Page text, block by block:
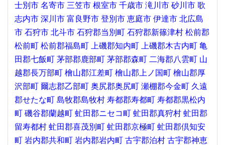
士別市 名寄市 三笠市 根室市 千歳市 滝川市 砂川市 歌
志内市 深川市 富良野市 登別市 恵庭市 伊達市 北広島
市 石狩市 北斗市 石狩郡当別町 石狩郡新篠津村 松前郡
松前町 松前郡福島町 上磯郡知内町 上磯郡木古内町 亀
田郡七飯町 茅部郡鹿部町 茅部郡森町 二海郡八雲町 山
越郡長万部町 檜山郡江差町 檜山郡上ノ国町 檜山郡厚
沢部町 爾志郡乙部町 奥尻郡奥尻町 瀬棚郡今金町 久遠
郡せたな町 島牧郡島牧村 寿都郡寿都町 寿都郡黒松内
町 磯谷郡蘭越町 虻田郡ニセコ町 虻田郡真狩村 虻田郡
留寿都村 虻田郡喜茂別町 虻田郡京極町 虻田郡倶知安
町 岩内郡共和町 岩内郡岩内町 古宇郡泊村 古宇郡神恵